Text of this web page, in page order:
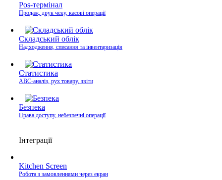
Pos-термінал
Продаж, друк чеку, касові операції
Складський облік
Надходження, списання та інвентаризація
Статистика
ABC-аналіз, рух товару, звіти
Безпека
Права доступу, небезпечні операції
Інтеграції
Kitchen Screen
Робота з замовленнями через екран